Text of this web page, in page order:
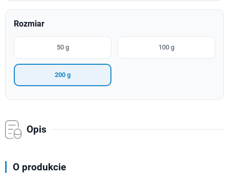
Rozmiar
50 g 100 g
200 g
Opis
O produkcie